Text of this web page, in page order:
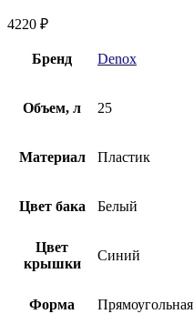
4220 ₽
Бренд Denox
Объем, л 25
Материал Пластик
Цвет бака Белый
Цвет
крышки
Синий
Форма Прямоугольная